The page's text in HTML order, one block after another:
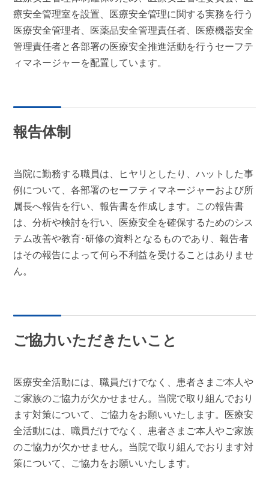
療安全管理室を設置、医療安全管理に関する実務を行う
医療安全管理者、医薬品安全管理責任者、医療機器安全
管理責任者と各部署の医療安全推進活動を行うセーフテ
ィマネージャーを配置しています。
報告体制
当院に勤務する職員は、ヒヤリとしたり、ハットした事
例について、各部署のセーフティマネージャーおよび所
属長へ報告を行い、報告書を作成します。この報告書
は、分析や検討を行い、医療安全を確保するためのシス
テム改善や教育･研修の資料となるものであり、報告者
はその報告によって何ら不利益を受けることはありませ
ん。
ご協力いただきたいこと
医療安全活動には、職員だけでなく、患者さまご本人や
ご家族のご協力が欠かせません。当院で取り組んでおり
ます対策について、ご協力をお願いいたします。医療安
全活動には、職員だけでなく、患者さまご本人やご家族
のご協力が欠かせません。当院で取り組んでおります対
策について、ご協力をお願いいたします。